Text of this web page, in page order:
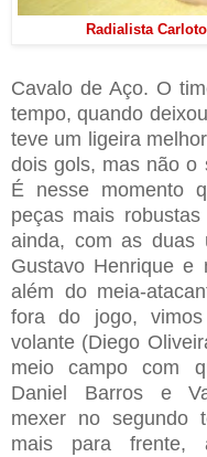
Radialista
Cavalo de Aço. O
tempo, quando
teve um ligeira
dois gols, mas não o
É nesse momento
peças mais
ainda, com as duas
Gustavo Henrique e
além do meia-
fora do jogo,
volante (Diego
meio campo com
Daniel Barros e
mexer no segundo
mais para frente,